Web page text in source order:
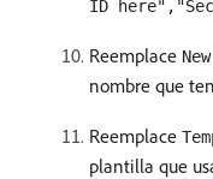
ID
Reemplace
nombre que
Reemplace
plantilla que